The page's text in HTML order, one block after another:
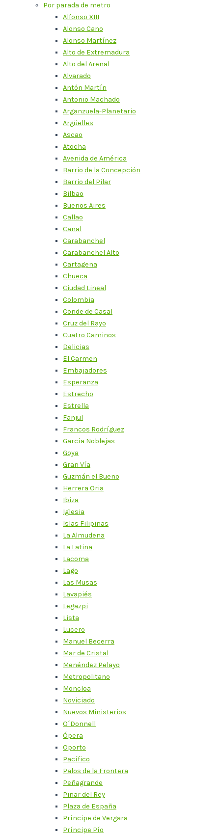
Por parada de metro
Alfonso XIII
Alonso Cano
Alonso Martínez
Alto de Extremadura
Alto del Arenal
Alvarado
Antón Martín
Antonio Machado
Arganzuela-Planetario
Argüelles
Ascao
Atocha
Avenida de América
Barrio de la Concepción
Barrio del Pilar
Bilbao
Buenos Aires
Callao
Canal
Carabanchel
Carabanchel Alto
Cartagena
Chueca
Ciudad Lineal
Colombia
Conde de Casal
Cruz del Rayo
Cuatro Caminos
Delicias
El Carmen
Embajadores
Esperanza
Estrecho
Estrella
Fanjul
Francos Rodríguez
García Noblejas
Goya
Gran Vía
Guzmán el Bueno
Herrera Oria
Ibiza
Iglesia
Islas Filipinas
La Almudena
La Latina
Lacoma
Lago
Las Musas
Lavapiés
Legazpi
Lista
Lucero
Manuel Becerra
Mar de Cristal
Menéndez Pelayo
Metropolitano
Moncloa
Noviciado
Nuevos Ministerios
O´Donnell
Ópera
Oporto
Pacífico
Palos de la Frontera
Peñagrande
Pinar del Rey
Plaza de España
Príncipe de Vergara
Príncipe Pío